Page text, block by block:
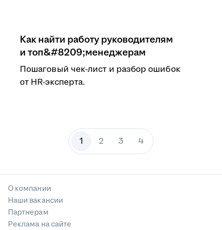
Как найти работу руководителям
и топ&#8209;менеджерам
Пошаговый чек-лист и разбор ошибок
от HR-эксперта.
1 2 3 4
О компании
Наши вакансии
Партнерам
Реклама на сайте